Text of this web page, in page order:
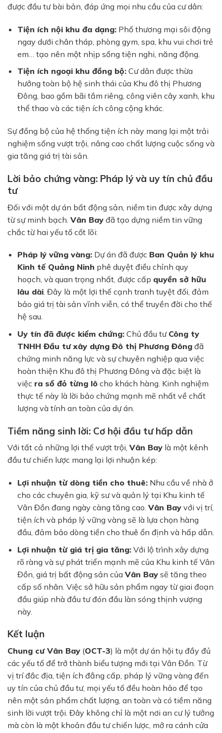
được đầu tư bài bản, đáp ứng mọi nhu cầu của cư dân:
Tiện ích nội khu đa dạng: Phố thương mại sôi động
ngay dưới chân tháp, phòng gym, spa, khu vui chơi trẻ
em… tạo nên một nhịp sống tiện nghi, năng động.
Tiện ích ngoại khu đồng bộ: Cư dân được thừa
hưởng toàn bộ hệ sinh thái của Khu đô thị Phương
Đông, bao gồm bãi tắm riêng, công viên cây xanh, khu
thể thao và các tiện ích công cộng khác.
Sự đồng bộ của hệ thống tiện ích này mang lại một trải
nghiệm sống vượt trội, nâng cao chất lượng cuộc sống và
gia tăng giá trị tài sản.
Lời bảo chứng vàng: Pháp lý và uy tín chủ đầu
tư
Đối với một dự án bất động sản, niềm tin được xây dựng
từ sự minh bạch. Vân Bay đã tạo dựng niềm tin vững
chắc từ hai yếu tố cốt lõi:
Pháp lý vững vàng: Dự án đã được Ban Quản lý khu
Kinh tế Quảng Ninh phê duyệt điều chỉnh quy
hoạch, và quan trọng nhất, được cấp quyền sở hữu
lâu dài. Đây là một lợi thế cạnh tranh tuyệt đối, đảm
bảo giá trị tài sản vĩnh viễn, có thể truyền đời cho thế
hệ sau.
Uy tín đã được kiểm chứng: Chủ đầu tư Công ty
TNHH Đầu tư xây dựng Đô thị Phương Đông đã
chứng minh năng lực và sự chuyên nghiệp qua việc
hoàn thiện Khu đô thị Phương Đông và đặc biệt là
việc ra sổ đỏ từng lô cho khách hàng. Kinh nghiệm
thực tế này là lời bảo chứng mạnh mẽ nhất về chất
lượng và tính an toàn của dự án.
Tiềm năng sinh lời: Cơ hội đầu tư hấp dẫn
Với tất cả những lợi thế vượt trội, Vân Bay là một kênh
đầu tư chiến lược mang lại lợi nhuận kép:
Lợi nhuận từ dòng tiền cho thuê: Nhu cầu về nhà ở
cho các chuyên gia, kỹ sư và quản lý tại Khu kinh tế
Vân Đồn đang ngày càng tăng cao. Vân Bay với vị trí,
tiện ích và pháp lý vững vàng sẽ là lựa chọn hàng
đầu, đảm bảo dòng tiền cho thuê ổn định và hấp dẫn.
Lợi nhuận từ giá trị gia tăng: Với lộ trình xây dựng
rõ ràng và sự phát triển mạnh mẽ của Khu kinh tế Vân
Đồn, giá trị bất động sản của Vân Bay sẽ tăng theo
cấp số nhân. Việc sở hữu sản phẩm ngay từ giai đoạn
đầu giúp nhà đầu tư đón đầu làn sóng thịnh vượng
này.
Kết luận
Chung cư Vân Bay (OCT-3) là một dự án hội tụ đầy đủ
các yếu tố để trở thành biểu tượng mới tại Vân Đồn. Từ
vị trí đắc địa, tiện ích đẳng cấp, pháp lý vững vàng đến
uy tín của chủ đầu tư, mọi yếu tố đều hoàn hảo để tạo
nên một sản phẩm chất lượng, an toàn và có tiềm năng
sinh lời vượt trội. Đây không chỉ là một nơi an cư lý tưởng
mà còn là một khoản đầu tư chiến lược, mở ra cánh cửa